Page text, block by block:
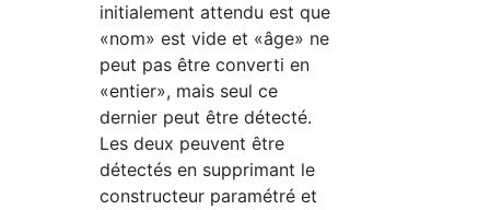
initialement attendu est que
«nom» est vide et «âge» ne
peut pas être converti en
«entier», mais seul ce
dernier peut être détecté.
Les deux peuvent être
détectés en supprimant le
constructeur paramétré et